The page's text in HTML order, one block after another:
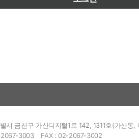
시 금천구 가산디지털1로 142, 1311호(가산동,
3003 FAX : 02-2067-3002